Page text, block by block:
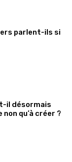
parlent-ils si
il désormais
qu’à créer ?